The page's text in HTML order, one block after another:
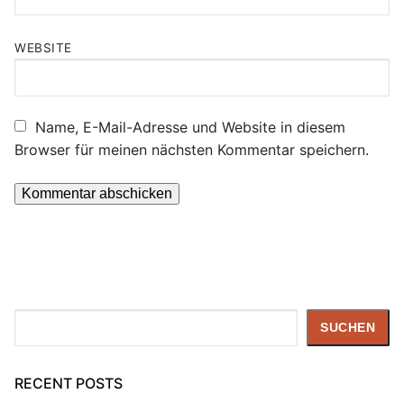
WEBSITE
Name, E-Mail-Adresse und Website in diesem
Browser für meinen nächsten Kommentar speichern.
SUCHEN
RECENT POSTS